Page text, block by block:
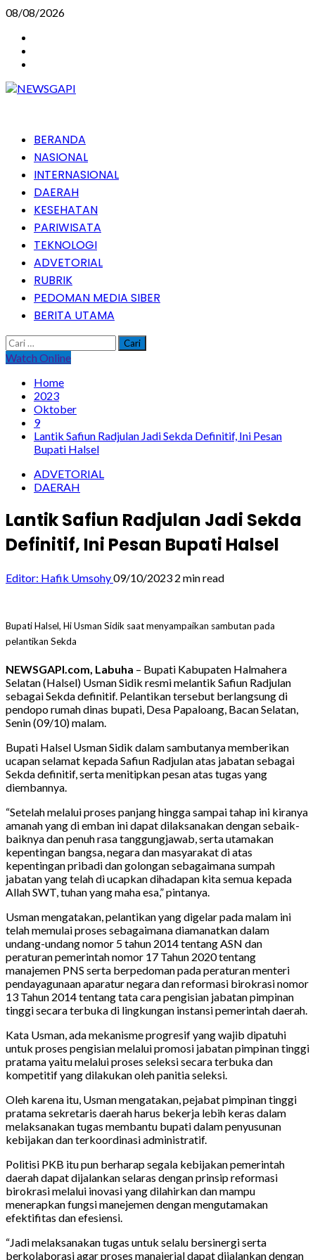
Skip
content
08/08/2026
PrimaryBERANDA
NASIONAL
INTERNASIONAL
DAERAH
KESEHATAN
PARIWISATA
TEKNOLOGI
ADVETORIAL
RUBRIK
PEDOMAN MEDIA SIBER
BERITA UTAMA
Cari
untuk:
Watch Online
Home
2023
Oktober
9
Lantik Safiun Radjulan Jadi Sekda Definitif, Ini Pesan
Bupati Halsel
ADVETORIAL
DAERAH
Lantik Safiun Radjulan Jadi Sekda
Definitif, Ini Pesan Bupati Halsel
Editor: Hafik Umsohy09/10/2023 2 min read
Bupati Halsel, Hi Usman Sidik saat menyampaikan sambutan pada
pelantikan Sekda
NEWSGAPI.com, Labuha – Bupati Kabupaten Halmahera
Selatan (Halsel) Usman Sidik resmi melantik Safiun Radjulan
sebagai Sekda definitif. Pelantikan tersebut berlangsung di
pendopo rumah dinas bupati, Desa Papaloang, Bacan Selatan,
Senin (09/10) malam.
Bupati Halsel Usman Sidik dalam sambutanya memberikan
ucapan selamat kepada Safiun Radjulan atas jabatan sebagai
Sekda definitif, serta menitipkan pesan atas tugas yang
diembannya.
“Setelah melalui proses panjang hingga sampai tahap ini kiranya
amanah yang di emban ini dapat dilaksanakan dengan sebaik-
baiknya dan penuh rasa tanggungjawab, serta utamakan
kepentingan bangsa, negara dan masyarakat di atas
kepentingan pribadi dan golongan sebagaimana sumpah
jabatan yang telah di ucapkan dihadapan kita semua kepada
Allah SWT, tuhan yang maha esa,” pintanya.
Usman mengatakan, pelantikan yang digelar pada malam ini
telah memulai proses sebagaimana diamanatkan dalam
undang-undang nomor 5 tahun 2014 tentang ASN dan
peraturan pemerintah nomor 17 Tahun 2020 tentang
manajemen PNS serta berpedoman pada peraturan menteri
pendayagunaan aparatur negara dan reformasi birokrasi nomor
13 Tahun 2014 tentang tata cara pengisian jabatan pimpinan
tinggi secara terbuka di lingkungan instansi pemerintah daerah.
Kata Usman, ada mekanisme progresif yang wajib dipatuhi
untuk proses pengisian melalui promosi jabatan pimpinan tinggi
pratama yaitu melalui proses seleksi secara terbuka dan
kompetitif yang dilakukan oleh panitia seleksi.
Oleh karena itu, Usman mengatakan, pejabat pimpinan tinggi
pratama sekretaris daerah harus bekerja lebih keras dalam
melaksanakan tugas membantu bupati dalam penyusunan
kebijakan dan terkoordinasi administratif.
Politisi PKB itu pun berharap segala kebijakan pemerintah
daerah dapat dijalankan selaras dengan prinsip reformasi
birokrasi melalui inovasi yang dilahirkan dan mampu
menerapkan fungsi manejemen dengan mengutamakan
efektifitas dan efesiensi.
“Jadi melaksanakan tugas untuk selalu bersinergi serta
berkolaborasi agar proses manajerial dapat dijalankan dengan